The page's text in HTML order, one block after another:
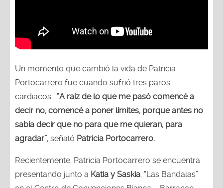
Un momento que cambió la vida de Patricia
Portocarrero fue cuando sufrió tres paros
cardiacos . “A raíz de lo que me pasó comencé a
decir no, comencé a poner límites, porque antes no
sabía decir que no para que me quieran, para
agradar”, señaló Patricia Portocarrero.
Recientemente, Patricia Portocarrero se encuentra
presentando junto a Katia y Saskia, “Las Bandalas”